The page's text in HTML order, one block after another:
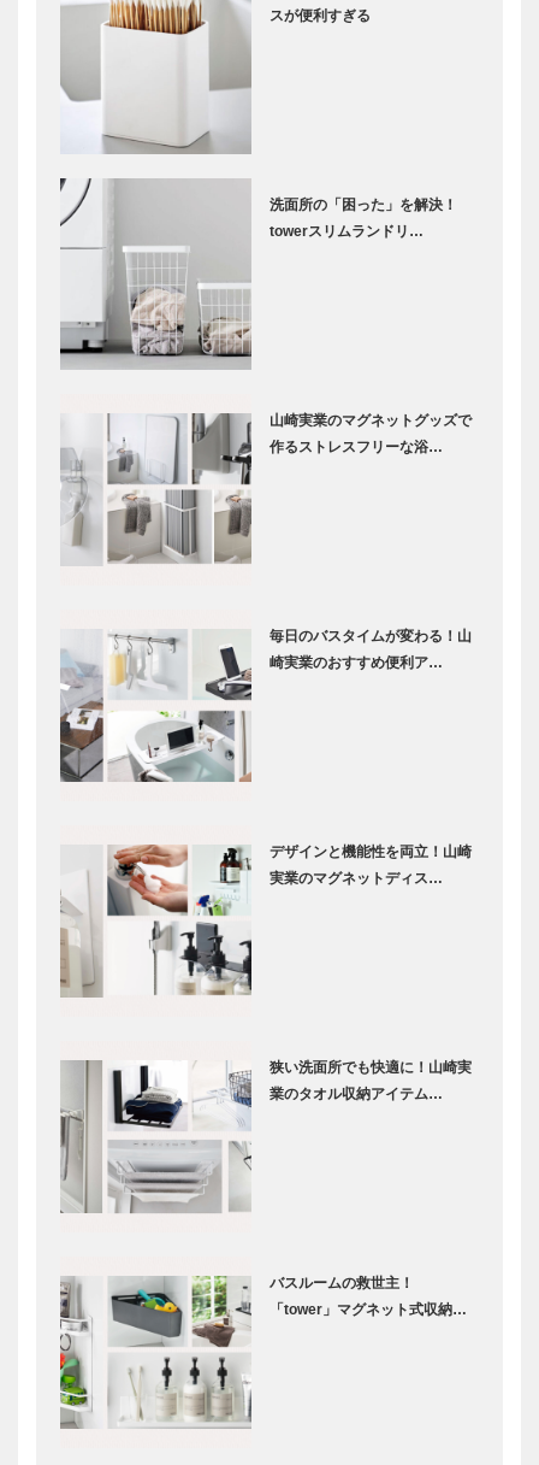
スが便利すぎる
洗面所の「困った」を解決！
towerスリムランドリ…
山崎実業のマグネットグッズで
作るストレスフリーな浴…
毎日のバスタイムが変わる！山
崎実業のおすすめ便利ア…
デザインと機能性を両立！山崎
実業のマグネットディス…
狭い洗面所でも快適に！山崎実
業のタオル収納アイテム…
バスルームの救世主！
「tower」マグネット式収納…